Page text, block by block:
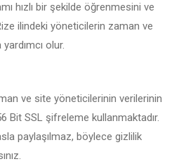
hızlı bir şekilde öğrenmesini ve
ilindeki yöneticilerin zaman ve
olur.
ve site yöneticilerinin verilerinin
Bit SSL şifreleme kullanmaktadır.
paylaşılmaz, böylece gizlilik